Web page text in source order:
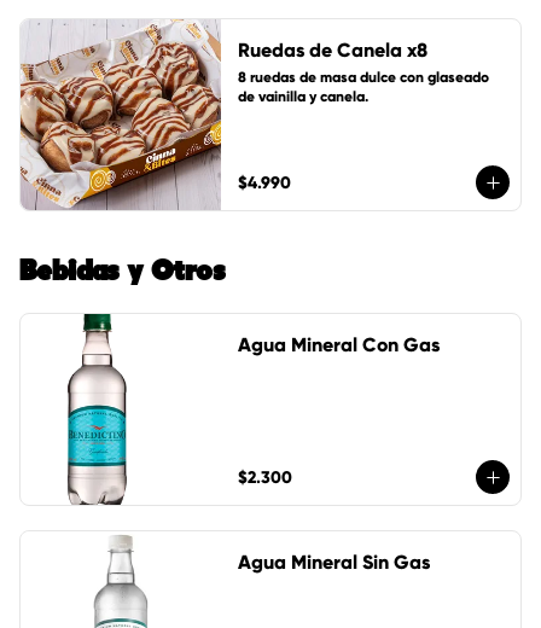
Ruedas de Canela x8
8 ruedas de masa dulce con glaseado
de vainilla y canela.
$4.990
Bebidas y Otros
Agua Mineral Con Gas
$2.300
Agua Mineral Sin Gas